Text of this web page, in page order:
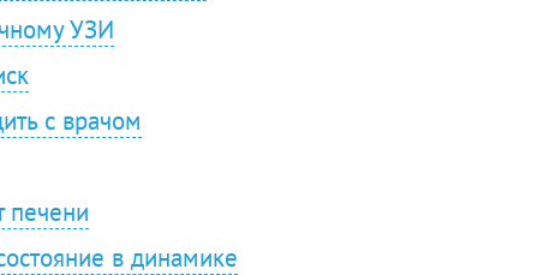
УЗИ
с врачом
печени
в динамике